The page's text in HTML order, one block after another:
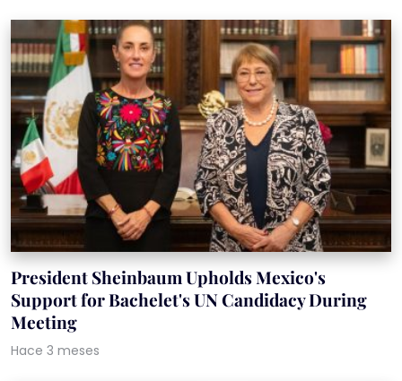
President Sheinbaum Upholds Mexico's
Support for Bachelet's UN Candidacy During
Meeting
Hace 3 meses